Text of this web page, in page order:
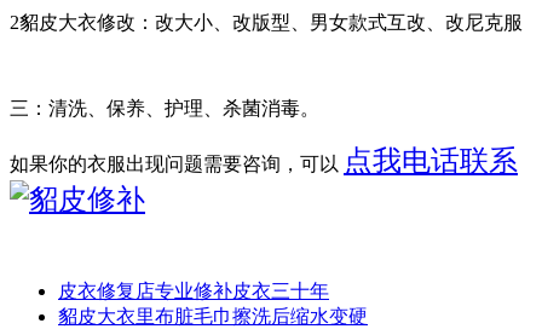
2貂皮大衣修改：改大小、改版型、男女款式互改、改尼克服
三：清洗、保养、护理、杀菌消毒。
如果你的衣服出现问题需要咨询，可以 点我电话联系
皮衣修复店专业修补皮衣三十年
貂皮大衣里布脏毛巾擦洗后缩水变硬